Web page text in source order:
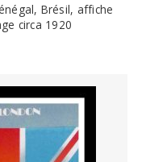
Brésil, affiche
circa 1920